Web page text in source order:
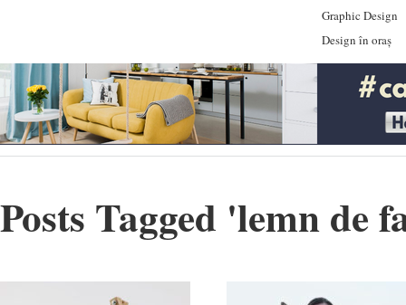
Graphic Design
Design în oraș
Posts Tagged 'lemn de